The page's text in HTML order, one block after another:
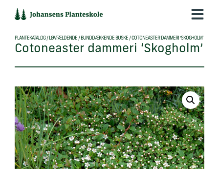
indholdet
PLANTEKATALOG/ LØVFÆLDENDE / BUNDDÆKKENDE BUSKE /COTONEASTER DAMMERI ‘SKOGHOLM’
Cotoneaster dammeri ‘Skogholm’